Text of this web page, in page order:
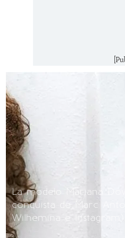
La modelo Mariana
conquista de Marc
Wilhemina e Instagram)